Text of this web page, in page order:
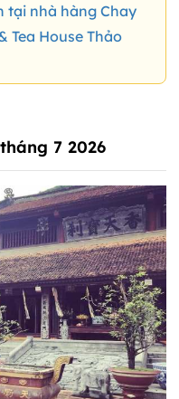
tại nhà hàng Chay
Tea House Thảo
7 2026